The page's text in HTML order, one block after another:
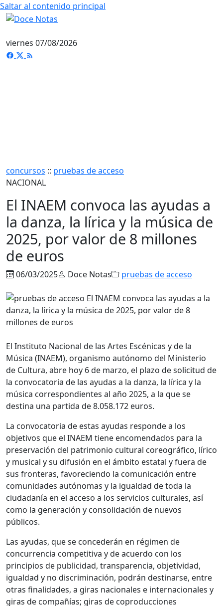
Saltar al contenido principal
viernes 07/08/2026
concursos :: pruebas de acceso
NACIONAL
El INAEM convoca las ayudas a
la danza, la lírica y la música de
2025, por valor de 8 millones
de euros
06/03/2025 Doce Notas pruebas de acceso
El Instituto Nacional de las Artes Escénicas y de la
Música (INAEM), organismo autónomo del Ministerio
de Cultura, abre hoy 6 de marzo, el plazo de solicitud de
la convocatoria de las ayudas a la danza, la lírica y la
música correspondientes al año 2025, a la que se
destina una partida de 8.058.172 euros.
La convocatoria de estas ayudas responde a los
objetivos que el INAEM tiene encomendados para la
preservación del patrimonio cultural coreográfico, lírico
y musical y su difusión en el ámbito estatal y fuera de
sus fronteras, favoreciendo la comunicación entre
comunidades autónomas y la igualdad de toda la
ciudadanía en el acceso a los servicios culturales, así
como la generación y consolidación de nuevos
públicos.
Las ayudas, que se concederán en régimen de
concurrencia competitiva y de acuerdo con los
principios de publicidad, transparencia, objetividad,
igualdad y no discriminación, podrán destinarse, entre
otras finalidades, a giras nacionales e internacionales y
giras de compañías; giras de coproducciones